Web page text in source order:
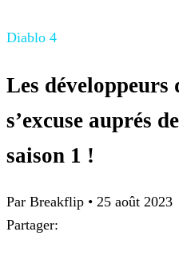
Diablo 4
Les développeurs
s’excuse auprés
saison 1 !
Par Breakflip • 25 août 2023
Partager: